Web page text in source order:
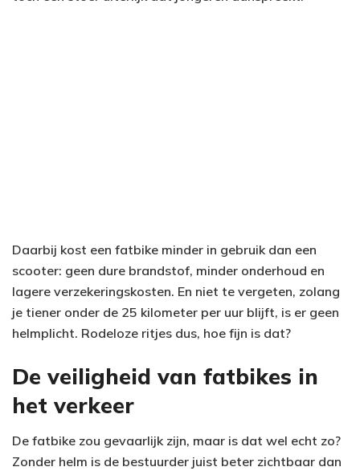
Daarbij kost een fatbike minder in gebruik dan een
scooter: geen dure brandstof, minder onderhoud en
lagere verzekeringskosten. En niet te vergeten, zolang
je tiener onder de 25 kilometer per uur blijft, is er geen
helmplicht. Rodeloze ritjes dus, hoe fijn is dat?
De veiligheid van fatbikes in
het verkeer
De fatbike zou gevaarlijk zijn, maar is dat wel echt zo?
Zonder helm is de bestuurder juist beter zichtbaar dan